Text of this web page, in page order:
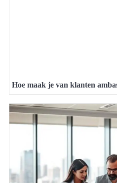
Hoe maak je van klanten